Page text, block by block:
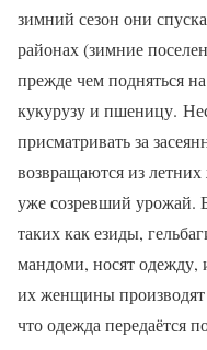
зимний сезон они
районах (зимние
прежде чем подняться
кукурузу и пшеницу.
присматривать за
возвращаются из
уже созревший урожай.
таких как езиды,
мандоми, носят одежду,
их женщины производят
что одежда передаётся